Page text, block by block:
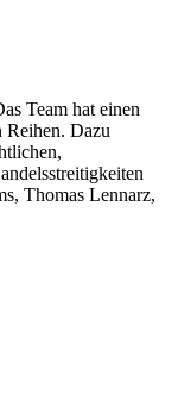
Team hat einen
Reihen. Dazu
Thomas Lennarz,